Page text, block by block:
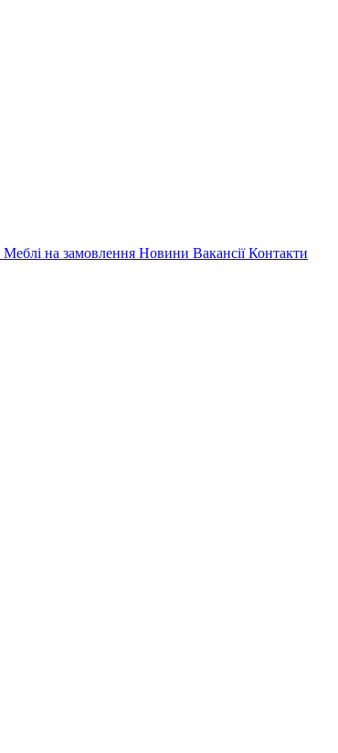
Меблі на замовлення Новини Вакансії Контакти